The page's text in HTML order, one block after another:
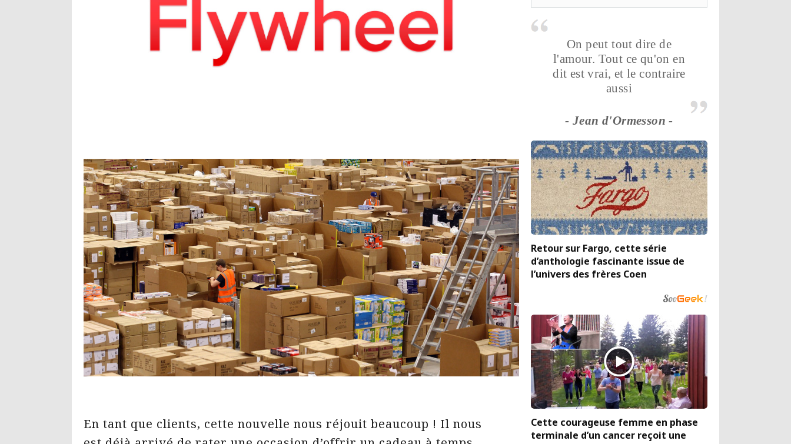
En tant que clients, cette nouvelle nous réjouit beaucoup ! Il nous
On peut tout dire de
l'amour. Tout ce qu'on en
dit est vrai, et le contraire
aussi
- Jean d'Ormesson -
Retour sur Fargo, cette série
d’anthologie fascinante issue de
l’univers des frères Coen
Cette courageuse femme en phase
terminale d’un cancer reçoit une